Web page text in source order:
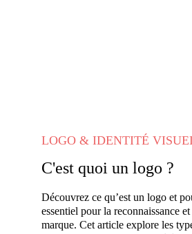
LOGO & IDENTITÉ
C'est quoi un logo ?
Découvrez ce qu’est un logo et
essentiel pour la reconnaissance
marque. Cet article explore les